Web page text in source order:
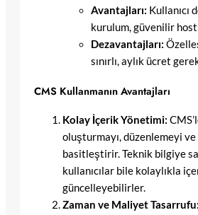
Avantajları: Kullanıcı
kurulum, güvenilir
Dezavantajları:
sınırlı, aylık ücret
CMS Kullanmanın Avantajları
Kolay İçerik Yönetimi:
oluşturmayı, düzenlemeyi ve
basitleştirir. Teknik bilgiye
kullanıcılar bile kolaylıkla
güncelleyebilirler.
Zaman ve Maliyet Tasarrufu: